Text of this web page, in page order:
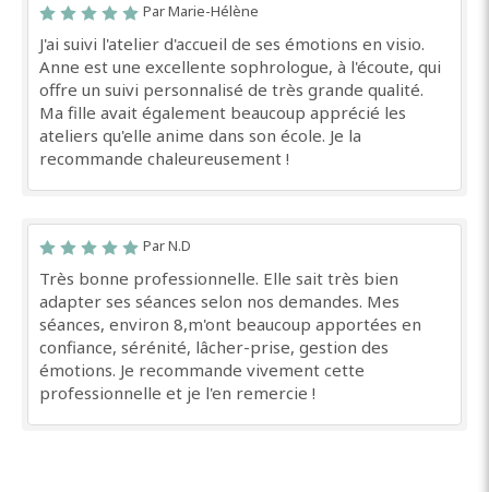
Par Marie-Hélène
J'ai suivi l'atelier d'accueil de ses émotions en visio.
Anne est une excellente sophrologue, à l'écoute, qui
offre un suivi personnalisé de très grande qualité.
Ma fille avait également beaucoup apprécié les
ateliers qu'elle anime dans son école. Je la
recommande chaleureusement !
Par N.D
Très bonne professionnelle. Elle sait très bien
adapter ses séances selon nos demandes. Mes
séances, environ 8,m'ont beaucoup apportées en
confiance, sérénité, lâcher-prise, gestion des
émotions. Je recommande vivement cette
professionnelle et je l'en remercie !